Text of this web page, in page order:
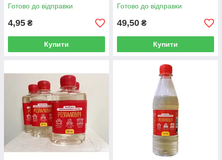
Готово до відправки
4,95 ₴
Купити
Готово до відправки
49,50 ₴
Купити